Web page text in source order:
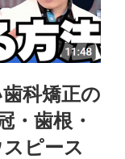
科矯正の
・歯根・
ピース